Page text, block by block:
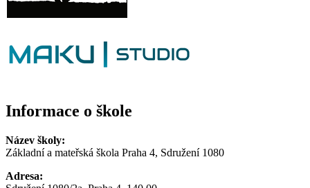
Informace o škole
Název školy:
Základní a mateřská škola Praha 4, Sdružení 1080
Adresa: